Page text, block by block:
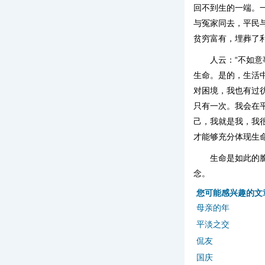
回不到生的一端。
与冤家同去，平民
贫穷富有，埋葬了
人云：“不如
生命。是的，生活
对困境，我也有过
只有一次。我会在
己，我就是我，我
才能够充分体现生
生命是如此的
念。
您可能感兴趣的文
母亲的年
平淡之交
侃友
国庆